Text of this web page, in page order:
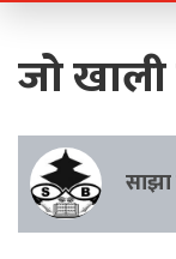
जो खाली
साझा